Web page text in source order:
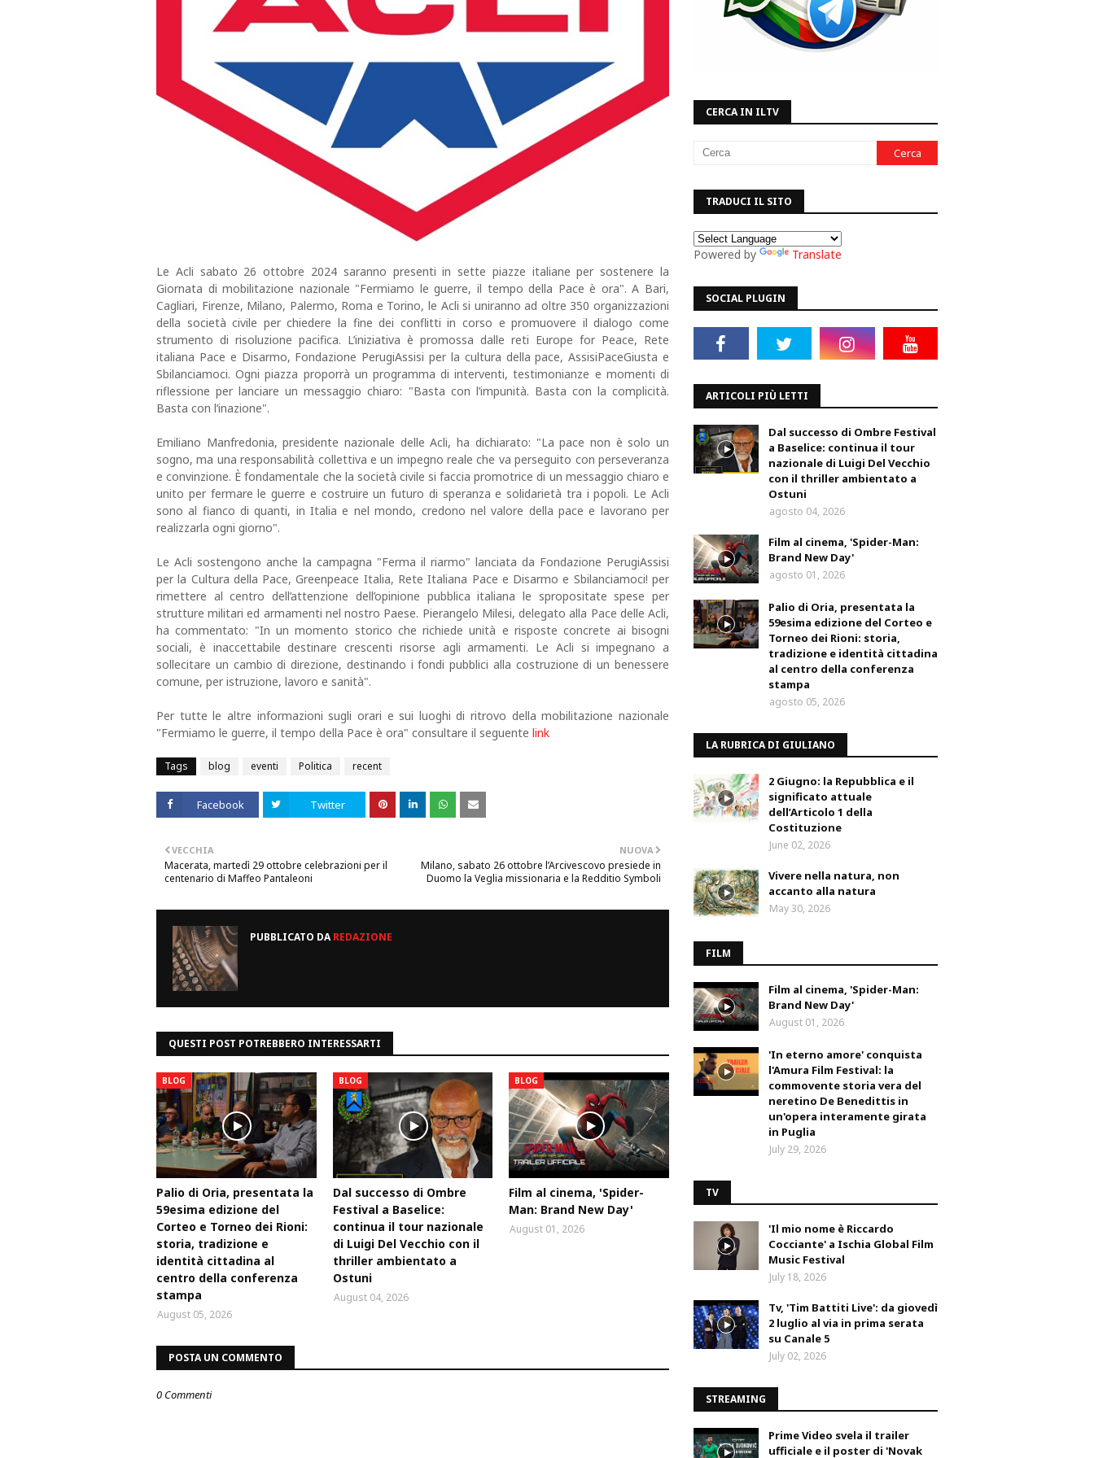
Le Acli sabato 26 ottobre 2024 saranno presenti in sette piazze italiane per sostenere la
Giornata di mobilitazione nazionale "Fermiamo le guerre, il tempo della Pace è ora". A Bari,
Cagliari, Firenze, Milano, Palermo, Roma e Torino, le Acli si uniranno ad oltre 350 organizzazioni
della società civile per chiedere la fine dei conflitti in corso e promuovere il dialogo come
strumento di risoluzione pacifica. L’iniziativa è promossa dalle reti Europe for Peace, Rete
italiana Pace e Disarmo, Fondazione PerugiAssisi per la cultura della pace, AssisiPaceGiusta e
Sbilanciamoci. Ogni piazza proporrà un programma di interventi, testimonianze e momenti di
riflessione per lanciare un messaggio chiaro: "Basta con l’impunità. Basta con la complicità.
Basta con l’inazione".
Emiliano Manfredonia, presidente nazionale delle Acli, ha dichiarato: "La pace non è solo un
sogno, ma una responsabilità collettiva e un impegno reale che va perseguito con perseveranza
e convinzione. È fondamentale che la società civile si faccia promotrice di un messaggio chiaro e
unito per fermare le guerre e costruire un futuro di speranza e solidarietà tra i popoli. Le Acli
sono al fianco di quanti, in Italia e nel mondo, credono nel valore della pace e lavorano per
realizzarla ogni giorno".
Le Acli sostengono anche la campagna "Ferma il riarmo" lanciata da Fondazione PerugiAssisi
per la Cultura della Pace, Greenpeace Italia, Rete Italiana Pace e Disarmo e Sbilanciamoci! per
rimettere al centro dell’attenzione dell’opinione pubblica italiana le spropositate spese per
strutture militari ed armamenti nel nostro Paese. Pierangelo Milesi, delegato alla Pace delle Acli,
ha commentato: "In un momento storico che richiede unità e risposte concrete ai bisogni
sociali, è inaccettabile destinare crescenti risorse agli armamenti. Le Acli si impegnano a
sollecitare un cambio di direzione, destinando i fondi pubblici alla costruzione di un benessere
comune, per istruzione, lavoro e sanità".
Per tutte le altre informazioni sugli orari e sui luoghi di ritrovo della mobilitazione nazionale
"Fermiamo le guerre, il tempo della Pace è ora" consultare il seguente link
Tags blog eventi Politica recent
Facebook Twitter
NUOVA
Milano, sabato 26 ottobre l’Arcivescovo presiede in
Duomo la Veglia missionaria e la Redditio Symboli
VECCHIA
Macerata, martedì 29 ottobre celebrazioni per il
centenario di Maffeo Pantaleoni
PUBBLICATO DAREDAZIONE
QUESTI POST POTREBBERO INTERESSARTI
BLOG
Palio di Oria, presentata la
59esima edizione del
Corteo e Torneo dei Rioni:
storia, tradizione e
identità cittadina al
centro della conferenza
stampa
August 05, 2026
BLOG
Dal successo di Ombre
Festival a Baselice:
continua il tour nazionale
di Luigi Del Vecchio con il
thriller ambientato a
Ostuni
August 04, 2026
BLOG
Film al cinema, 'Spider-
Man: Brand New Day'
August 01, 2026
POSTA UN COMMENTO
0 Commenti
CERCA IN ILTV
TRADUCI IL SITO
Powered by Translate
SOCIAL PLUGIN
ARTICOLI PIÙ LETTI
Dal successo di Ombre Festival
a Baselice: continua il tour
nazionale di Luigi Del Vecchio
con il thriller ambientato a
Ostuni
agosto 04, 2026
Film al cinema, 'Spider-Man:
Brand New Day'
agosto 01, 2026
Palio di Oria, presentata la
59esima edizione del Corteo e
Torneo dei Rioni: storia,
tradizione e identità cittadina
al centro della conferenza
stampa
agosto 05, 2026
LA RUBRICA DI GIULIANO
2 Giugno: la Repubblica e il
significato attuale
dell’Articolo 1 della
Costituzione
June 02, 2026
Vivere nella natura, non
accanto alla natura
May 30, 2026
FILM
Film al cinema, 'Spider-Man:
Brand New Day'
August 01, 2026
'In eterno amore' conquista
l'Amura Film Festival: la
commovente storia vera del
neretino De Benedittis in
un'opera interamente girata
in Puglia
July 29, 2026
TV
'Il mio nome è Riccardo
Cocciante' a Ischia Global Film
Music Festival
July 18, 2026
Tv, 'Tim Battiti Live': da giovedì
2 luglio al via in prima serata
su Canale 5
July 02, 2026
STREAMING
Prime Video svela il trailer
ufficiale e il poster di 'Novak